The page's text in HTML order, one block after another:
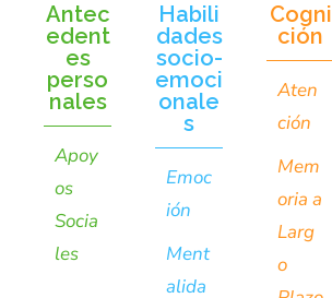
Antec
edent
es
perso
nales
Apoy
os
Socia
les
Habili
dades
socio-
emoci
onale
s
Emoc
ión
Ment
alida
Cogni
ción
Aten
ción
Mem
oria a
Larg
o